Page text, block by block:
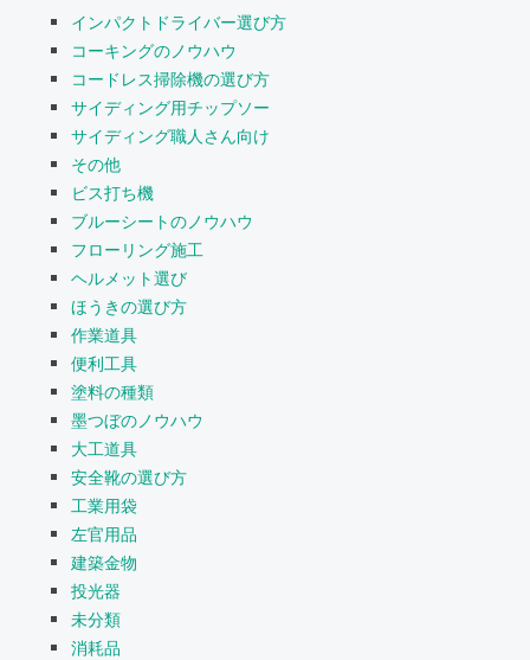
インパクトドライバー選び方
コーキングのノウハウ
コードレス掃除機の選び方
サイディング用チップソー
サイディング職人さん向け
その他
ビス打ち機
ブルーシートのノウハウ
フローリング施工
ヘルメット選び
ほうきの選び方
作業道具
便利工具
塗料の種類
墨つぼのノウハウ
大工道具
安全靴の選び方
工業用袋
左官用品
建築金物
投光器
未分類
消耗品